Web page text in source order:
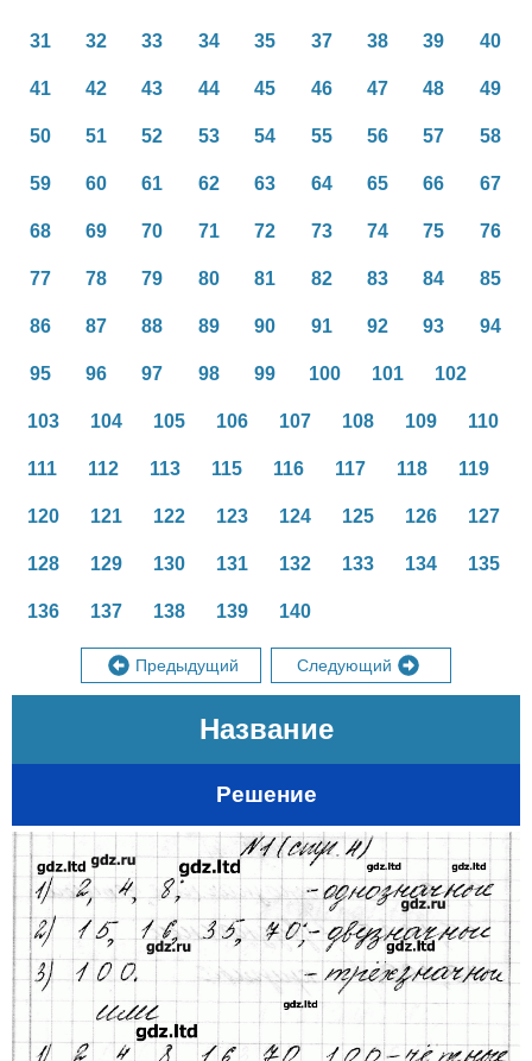
31 32 33 34 35 37 38 39 40
41 42 43 44 45 46 47 48 49
50 51 52 53 54 55 56 57 58
59 60 61 62 63 64 65 66 67
68 69 70 71 72 73 74 75 76
77 78 79 80 81 82 83 84 85
86 87 88 89 90 91 92 93 94
95 96 97 98 99 100 101 102
103 104 105 106 107 108 109 110
111 112 113 115 116 117 118 119
120 121 122 123 124 125 126 127
128 129 130 131 132 133 134 135
136 137 138 139 140
Предыдущий Следующий
Название
Решение